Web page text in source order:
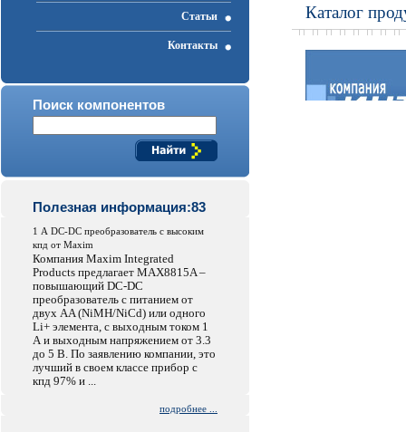
Статьи
Контакты
Поиск компонентов
Полезная информация:83
1 А DC-DC преобразователь с высоким
кпд от Maxim
Компания Maxim Integrated
Products предлагает MAX8815A –
повышающий DC-DC
преобразователь с питанием от
двух AA (NiMH/NiCd) или одного
Li+ элемента, с выходным током 1
А и выходным напряжением от 3.3
до 5 В. По заявлению компании, это
лучший в своем классе прибор с
кпд 97% и ...
подробнее ...
Каталог